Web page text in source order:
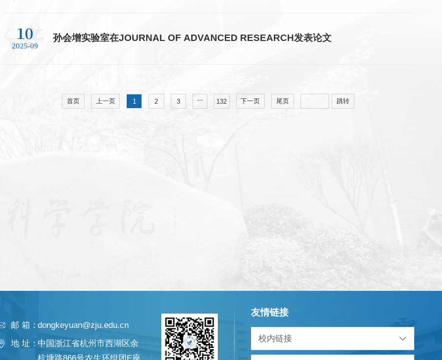
10
2025-09
孙会增实验室在JOURNAL OF ADVANCED RESEARCH发表论文
首页 上一页 1 2 3 ... 132 下一页 尾页 跳转
邮 箱：dongkeyuan@zju.edu.cn
地 址：中国浙江省杭州市西湖区余
友情链接
校内链接